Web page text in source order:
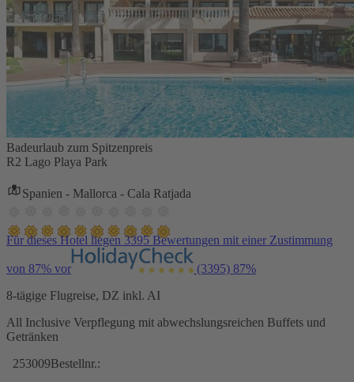
Badeurlaub zum Spitzenpreis
R2 Lago Playa Park
Spanien - Mallorca - Cala Ratjada
Für dieses Hotel liegen 3395 Bewertungen mit einer Zustimmung
von 87% vor (3395) 87%
8-tägige Flugreise, DZ inkl. AI
All Inclusive Verpflegung mit abwechslungsreichen Buffets und
Getränken
253009Bestellnr.: